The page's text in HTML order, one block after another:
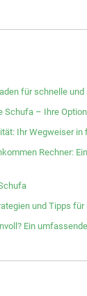
für schnelle
Schufa – Ihre
Ihr Wegweiser in
Rechner:
und Tipps
Ein